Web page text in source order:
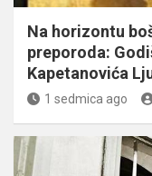
Na horizontu
preporoda:
Kapetanovića
1 sedmica ago